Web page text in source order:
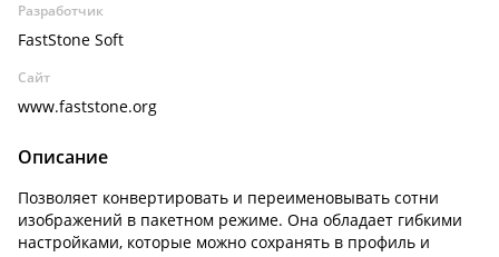
Разработчик
FastStone Soft
Сайт
www.faststone.org
Описание
Позволяет конвертировать и переименовывать сотни
изображений в пакетном режиме. Она обладает гибкими
настройками, которые можно сохранять в профиль и